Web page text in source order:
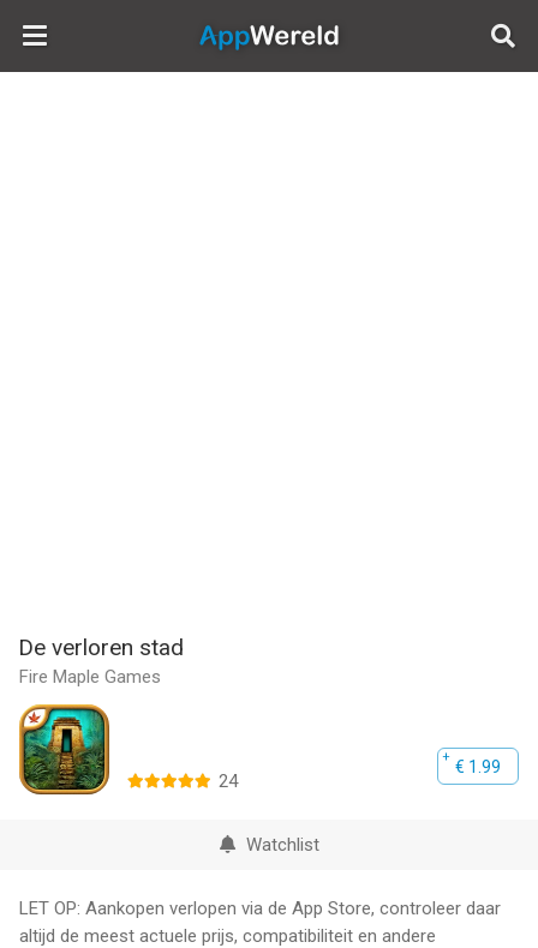
AppWereld
De verloren stad
Fire Maple Games
€ 1.99
24
Watchlist
LET OP: Aankopen verlopen via de App Store, controleer daar
altijd de meest actuele prijs, compatibiliteit en andere